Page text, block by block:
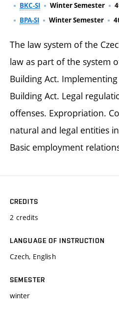
BKC-SI
Winter Semester
BPA-SI
Winter Semester
The law system of the
law as part of the system
Building Act.
Building Act. Legal
offenses. Expropriation.
natural and legal entities
Basic employment
CREDITS
2 credits
LANGUAGE OF INSTRUCTION
Czech, English
SEMESTER
winter